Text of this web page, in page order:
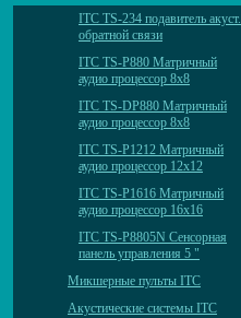
ITC TS-234 подавитель акуст.
обратной связи
ITC TS-P880 Матричный
аудио процессор 8х8
ITC TS-DP880 Матричный
аудио процессор 8х8
ITC TS-P1212 Матричный
аудио процессор 12х12
ITC TS-P1616 Матричный
аудио процессор 16х16
ITC TS-P8805N Сенсорная
панель управления 5 "
Микшерные пульты ITC
Акустические системы ITC